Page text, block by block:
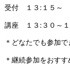
受付 １３:１５～
講座 １３:３０～１
＊どなたでも参加で
＊継続参加をおす